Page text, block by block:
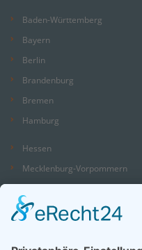
Baden-Württemberg
Bayern
Berlin
Brandenburg
Bremen
Hamburg
Hessen
Mecklenburg-Vorpommern
Nordrhein-Westfalen